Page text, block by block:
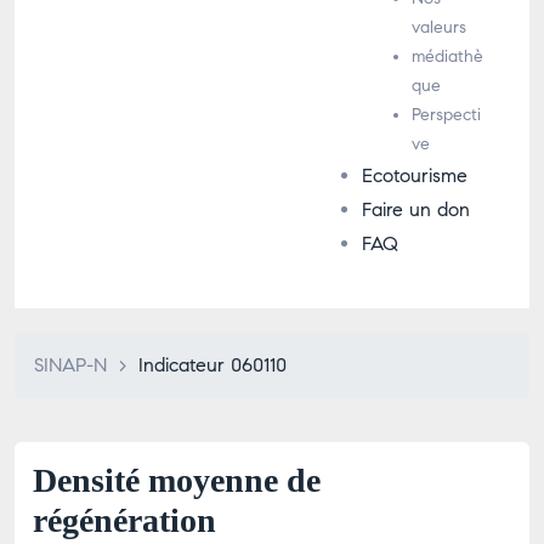
valeurs
médiathè
que
Perspecti
ve
Ecotourisme
Faire un don
FAQ
SINAP-N > Indicateur 060110
Densité moyenne de
régénération